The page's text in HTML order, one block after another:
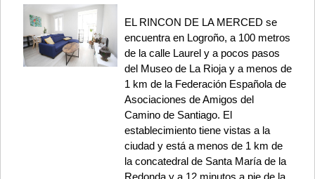
EL RINCON DE LA MERCED se
encuentra en Logroño, a 100 metros
de la calle Laurel y a pocos pasos
del Museo de La Rioja y a menos de
1 km de la Federación Española de
Asociaciones de Amigos del
Camino de Santiago. El
establecimiento tiene vistas a la
ciudad y está a menos de 1 km de
la concatedral de Santa María de la
Redonda y a 12 minutos a pie de la